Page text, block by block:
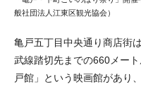
般社団法人江東区観光協会）
亀戸五丁目中央通り商店街
武線踏切先までの660メー
戸館」という映画館があり